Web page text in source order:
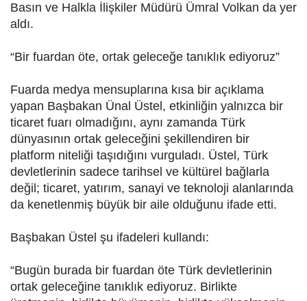
Basın ve Halkla İlişkiler Müdürü Ümral Volkan da yer
aldı.
“Bir fuardan öte, ortak geleceğe tanıklık ediyoruz”
Fuarda medya mensuplarına kısa bir açıklama
yapan Başbakan Ünal Üstel, etkinliğin yalnızca bir
ticaret fuarı olmadığını, aynı zamanda Türk
dünyasının ortak geleceğini şekillendiren bir
platform niteliği taşıdığını vurguladı. Üstel, Türk
devletlerinin sadece tarihsel ve kültürel bağlarla
değil; ticaret, yatırım, sanayi ve teknoloji alanlarında
da kenetlenmiş büyük bir aile olduğunu ifade etti.
Başbakan Üstel şu ifadeleri kullandı:
“Bugün burada bir fuardan öte Türk devletlerinin
ortak geleceğine tanıklık ediyoruz. Birlikte